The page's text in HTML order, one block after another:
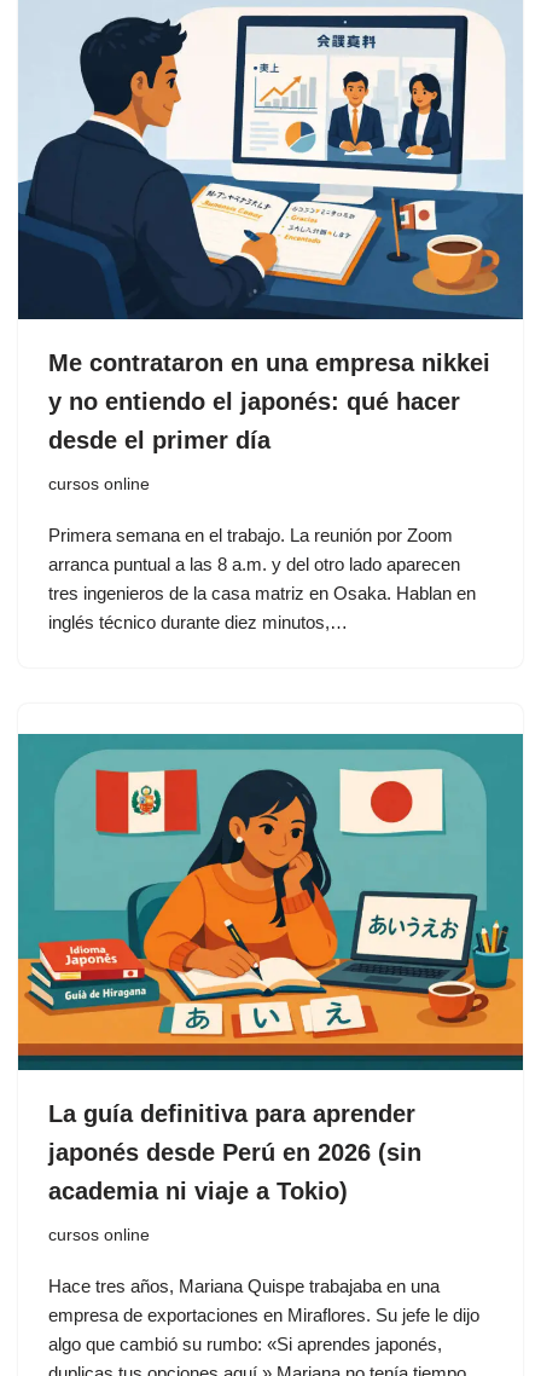
Me contrataron en una empresa nikkei
y no entiendo el japonés: qué hacer
desde el primer día
cursos online
Primera semana en el trabajo. La reunión por Zoom
arranca puntual a las 8 a.m. y del otro lado aparecen
tres ingenieros de la casa matriz en Osaka. Hablan en
inglés técnico durante diez minutos,…
La guía definitiva para aprender
japonés desde Perú en 2026 (sin
academia ni viaje a Tokio)
cursos online
Hace tres años, Mariana Quispe trabajaba en una
empresa de exportaciones en Miraflores. Su jefe le dijo
algo que cambió su rumbo: «Si aprendes japonés,